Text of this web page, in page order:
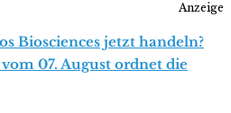
Anzeige
Biosciences jetzt handeln?
07. August ordnet die